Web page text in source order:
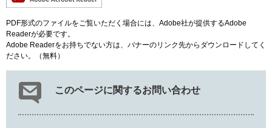
PDF形式のファイルをご覧いただく場合には、Adobe社が提供するAdobe
Readerが必要です。
Adobe Readerをお持ちでない方は、バナーのリンク先からダウンロードしてく
ださい。（無料）
このページに関するお問い合わせ